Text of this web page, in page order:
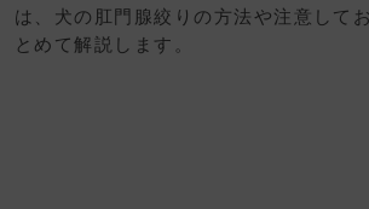
は、犬の肛門腺絞りの方法や注意して
とめて解説します。